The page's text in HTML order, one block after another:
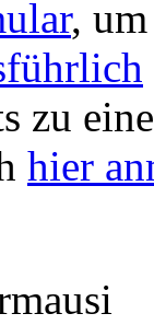
,
zu
hier